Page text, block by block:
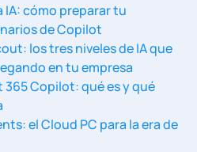
cómo preparar tu
de Copilot
los tres niveles de IA que
en tu empresa
365 Copilot: qué es y qué
el Cloud PC para la era de